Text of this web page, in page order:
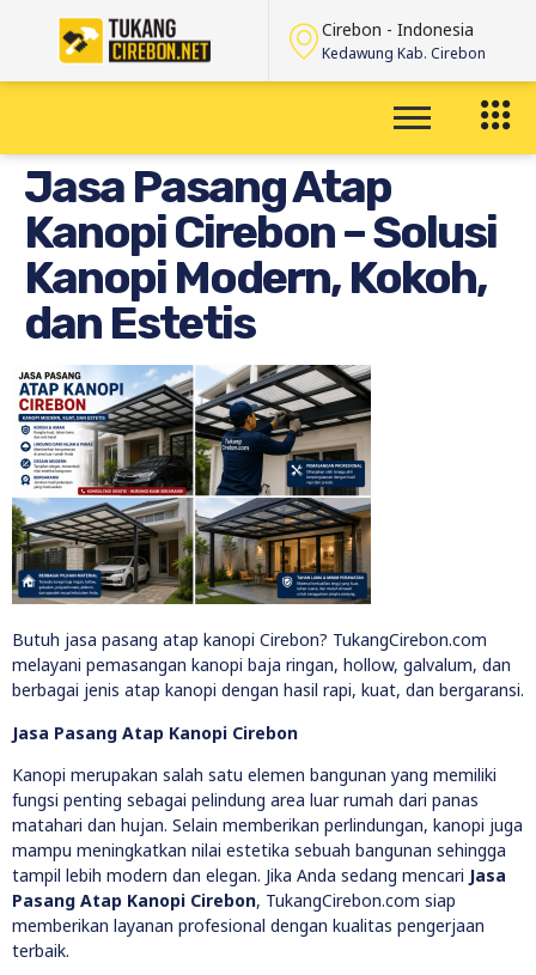
Cirebon - Indonesia
Kedawung Kab. Cirebon
Jasa Pasang Atap
Kanopi Cirebon – Solusi
Kanopi Modern, Kokoh,
dan Estetis
Butuh jasa pasang atap kanopi Cirebon? TukangCirebon.com
melayani pemasangan kanopi baja ringan, hollow, galvalum, dan
berbagai jenis atap kanopi dengan hasil rapi, kuat, dan bergaransi.
Jasa Pasang Atap Kanopi Cirebon
Kanopi merupakan salah satu elemen bangunan yang memiliki
fungsi penting sebagai pelindung area luar rumah dari panas
matahari dan hujan. Selain memberikan perlindungan, kanopi juga
mampu meningkatkan nilai estetika sebuah bangunan sehingga
tampil lebih modern dan elegan. Jika Anda sedang mencari Jasa
Pasang Atap Kanopi Cirebon, TukangCirebon.com siap
memberikan layanan profesional dengan kualitas pengerjaan
terbaik.